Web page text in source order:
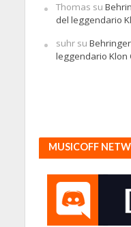
Thomas su
del leggendario
suhrsu
leggendario Klon
MUSICOFF